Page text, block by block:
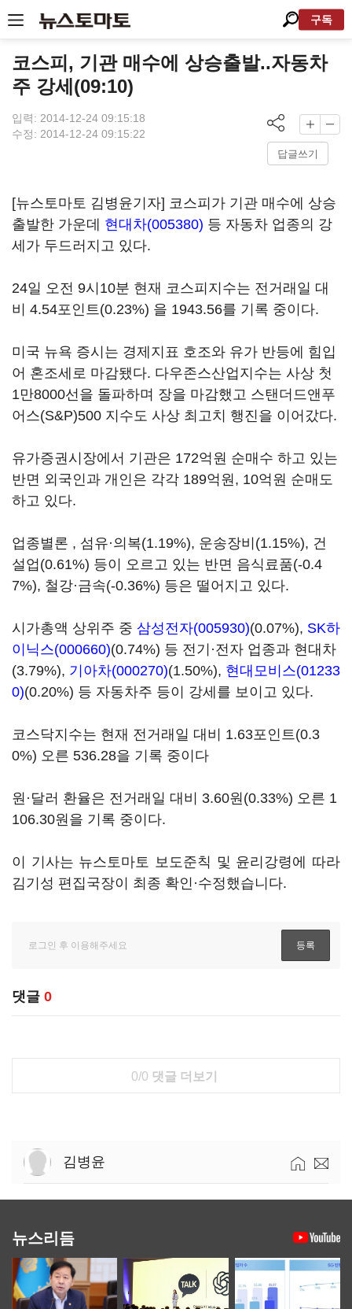
구독
코스피, 기관 매수에 상승출발..자동차
주 강세(09:10)
입력: 2014-12-24 09:15:18
수정: 2014-12-24 09:15:22
답글쓰기
[뉴스토마토 김병윤기자] 코스피가 기관 매수에 상승
출발한 가운데 현대차(005380) 등 자동차 업종의 강
세가 두드러지고 있다.
24일 오전 9시10분 현재 코스피지수는 전거래일 대
비 4.54포인트(0.23%) 을 1943.56를 기록 중이다.
미국 뉴욕 증시는 경제지표 호조와 유가 반등에 힘입
어 혼조세로 마감됐다. 다우존스산업지수는 사상 첫
1만8000선을 돌파하며 장을 마감했고 스탠더드앤푸
어스(S&P)500 지수도 사상 최고치 행진을 이어갔다.
유가증권시장에서 기관은 172억원 순매수 하고 있는
반면 외국인과 개인은 각각 189억원, 10억원 순매도
하고 있다.
업종별론 , 섬유·의복(1.19%), 운송장비(1.15%), 건
설업(0.61%) 등이 오르고 있는 반면 음식료품(-0.4
7%), 철강·금속(-0.36%) 등은 떨어지고 있다.
시가총액 상위주 중 삼성전자(005930)(0.07%), SK하
이닉스(000660)(0.74%) 등 전기·전자 업종과 현대차
(3.79%), 기아차(000270)(1.50%), 현대모비스(01233
0)(0.20%) 등 자동차주 등이 강세를 보이고 있다.
코스닥지수는 현재 전거래일 대비 1.63포인트(0.3
0%) 오른 536.28을 기록 중이다
원·달러 환율은 전거래일 대비 3.60원(0.33%) 오른 1
106.30원을 기록 중이다.
이 기사는 뉴스토마토 보도준칙 및 윤리강령에 따라
김기성 편집국장이 최종 확인·수정했습니다.
댓글 0
0/0 댓글 더보기
김병윤
뉴스리듬